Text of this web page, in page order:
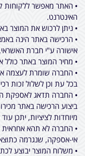
• האתר מאפשר ללקוחות
האינטרנט.
• ניתן לרכוש את המוצר
• הרכישה באתר הינה
אישורה ע"י חברת
• מחיר המוצר באתר
• החברה שומרת לעצמה
בכל עת וכן לשלול זכות
• החברה תדאג לאספקת
מיוחדות לציציות, יתכן
• החברה לא תהא אחראית
אי-אספקה, שנגרמה
• משלוח המוצר יבוצע